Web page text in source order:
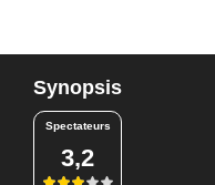
Synopsis
Spectateurs
3,2